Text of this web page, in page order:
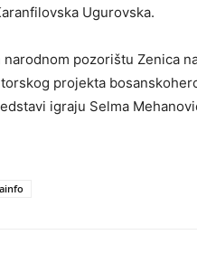
Ugurovska.
pozorištu Zenica
projekta
igraju Selma